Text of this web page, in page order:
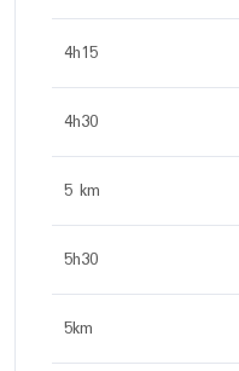
4h15
4h30
5 km
5h30
5km